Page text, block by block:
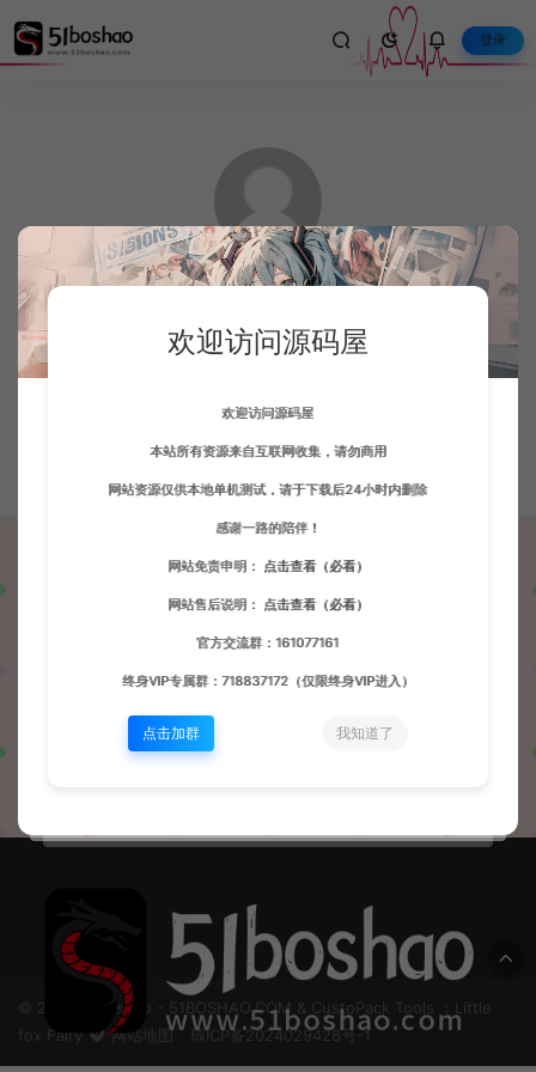
登录
这家伙很懒，只想把你留下。
人气 2,094 收藏 6
问题 帖子 收藏
© 2024 51boshao - 51BOSHAO.COM & CustoPack Tools ：Little
fox Fairy
网站地图 琼ICP备2024029428号-1
欢迎访问源码屋
欢迎访问源码屋
本站所有资源来自互联网收集，请勿商用
网站资源仅供本地单机测试，请于下载后24小时内删除
感谢一路的陪伴！
网站免责申明： 点击查看（必看）
网站售后说明： 点击查看（必看）
官方交流群：161077161
终身VIP专属群：718837172（仅限终身VIP进入）
点击加群 我知道了